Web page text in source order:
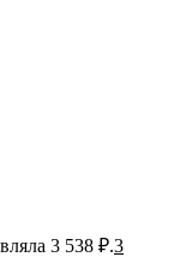
3 538 ₽.3